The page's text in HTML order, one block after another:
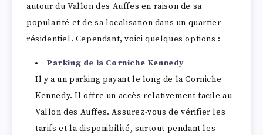
autour du Vallon des Auffes en raison de sa
popularité et de sa localisation dans un quartier
résidentiel. Cependant, voici quelques options :
Parking de la Corniche Kennedy
Il y a un parking payant le long de la Corniche
Kennedy. Il offre un accès relativement facile au
Vallon des Auffes. Assurez-vous de vérifier les
tarifs et la disponibilité, surtout pendant les